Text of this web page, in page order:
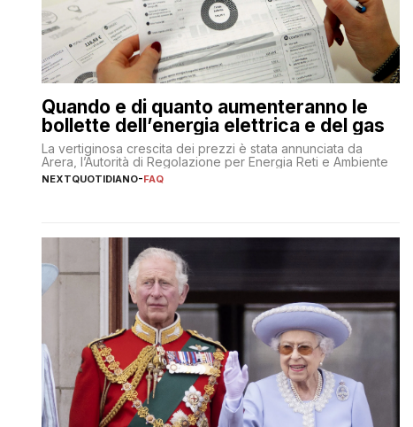
Quando e di quanto aumenteranno le
bollette dell’energia elettrica e del gas
La vertiginosa crescita dei prezzi è stata annunciata da
Arera, l’Autorità di Regolazione per Energia Reti e Ambiente
NEXTQUOTIDIANO-FAQ